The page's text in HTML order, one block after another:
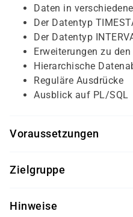
Daten in
Der Datentyp
Der Datentyp
Erweiterungen zu
Hierarchische
Reguläre Ausdrücke
Ausblick auf PL/SQL
Voraussetzungen
Technisches
Umfeld
Datenbanken bzw.
Zielgruppe
Hinweise